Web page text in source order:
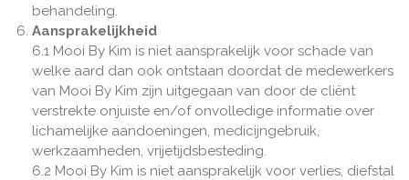
behandeling.
Aansprakelijkheid
6.1 Mooi By Kim is niet aansprakelijk voor schade van
welke aard dan ook ontstaan doordat de medewerkers
van Mooi By Kim zijn uitgegaan van door de cliënt
verstrekte onjuiste en/of onvolledige informatie over
lichamelijke aandoeningen, medicijngebruik,
werkzaamheden, vrijetijdsbesteding.
6.2 Mooi By Kim is niet aansprakelijk voor verlies, diefstal